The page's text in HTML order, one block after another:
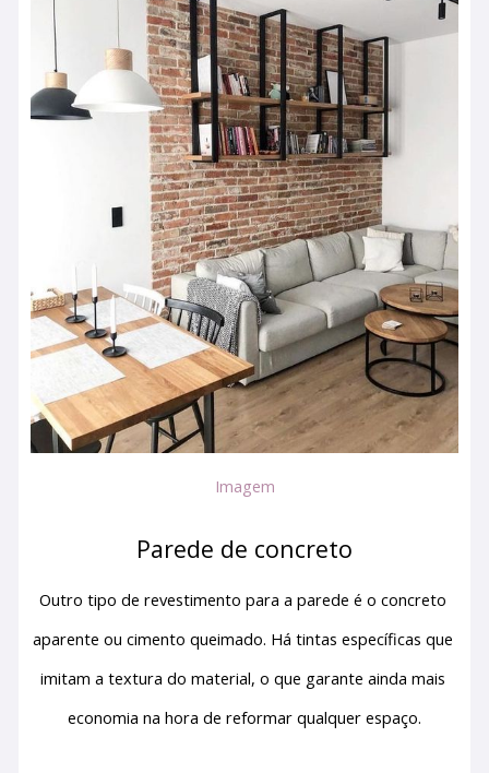
Imagem
Parede de concreto
Outro tipo de revestimento para a parede é o concreto
aparente ou cimento queimado. Há tintas específicas que
imitam a textura do material, o que garante ainda mais
economia na hora de reformar qualquer espaço.